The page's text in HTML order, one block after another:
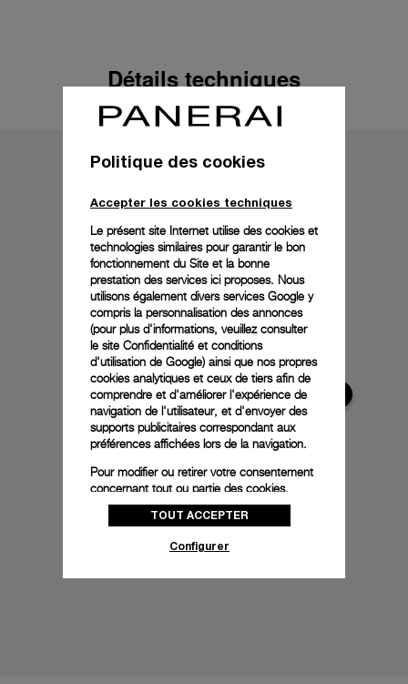
Détails techniques
Politique des cookies
Accepter les cookies techniques
Le présent site Internet utilise des cookies et
technologies similaires pour garantir le bon
fonctionnement du Site et la bonne
prestation des services ici proposes. Nous
utilisons également divers services Google y
compris la personnalisation des annonces
(pour plus d'informations, veuillez consulter
le site Confidentialité et conditions
d'utilisation de Google) ainsi que nos propres
cookies analytiques et ceux de tiers afin de
comprendre et d'améliorer l'expérience de
navigation de l'utilisateur, et d'envoyer des
supports publicitaires correspondant aux
préférences affichées lors de la navigation.
Pour modifier ou retirer votre consentement
concernant tout ou partie des cookies,
cliquez sur « Configurer » ou consultez notre
politique des cookiespour obtenir plus
donnez votre consentement pour l’utilisation
TOUT ACCEPTER
Configurer